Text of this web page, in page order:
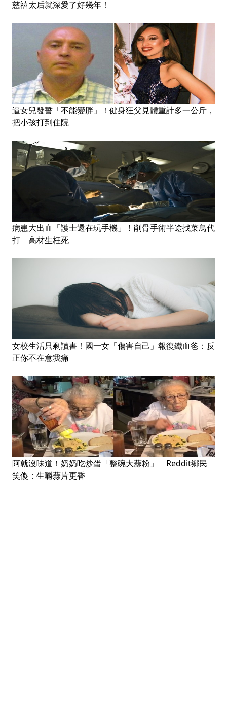
慈禧太后就深愛了好幾年！
逼女兒發誓「不能變胖」！健身狂父見體重計多一公斤，
把小孩打到住院
病患大出血「護士還在玩手機」！削骨手術半途找菜鳥代
打 高材生枉死
女校生活只剩讀書！國一女「傷害自己」報復鐵血爸：反
正你不在意我痛
阿就沒味道！奶奶吃炒蛋「整碗大蒜粉」 Reddit鄉民
笑傻：生嚼蒜片更香